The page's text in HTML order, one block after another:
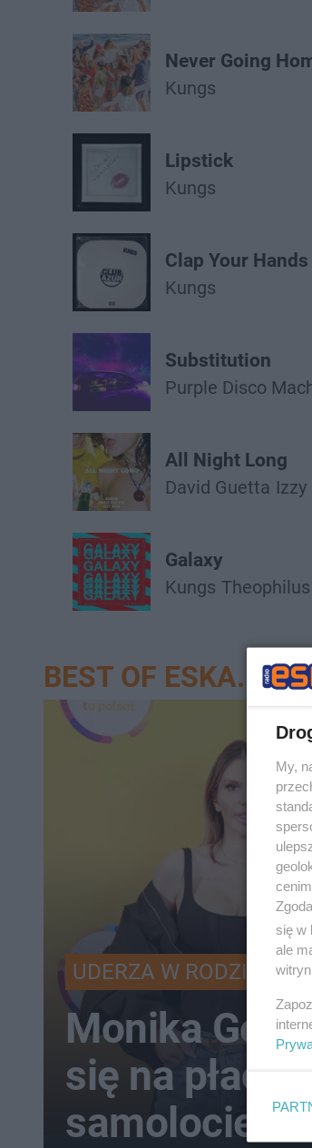
Never Going
Kungs
Lipstick
Kungs
Clap Your Hands
Kungs
Substitution
Purple Disco
All Night Long
David Guetta Izzy
Galaxy
Kungs
BEST OF ESKA.PL
UDERZA W RODZICÓW
Monika
się na
samolocie
My,
się w
ale